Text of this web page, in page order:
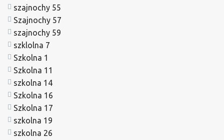
szajnochy 55
Szajnochy 57
szajnochy 59
szklolna 7
Szkolna 1
Szkolna 11
szkolna 14
Szkolna 16
Szkolna 17
szkolna 19
szkolna 26